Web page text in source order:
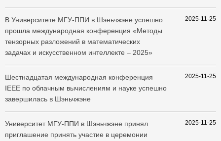
​В Университете МГУ-ППИ в Шэньчжэне успешно
прошла международная конференция «Методы
тензорных разложений в математических
задачах и искусственном интеллекте – 2025»
2025-11-25
Шестнадцатая международная конференция
IEEE по облачным вычислениям и науке успешно
завершилась в Шэньчжэне
2025-11-25
Университет МГУ-ППИ в Шэньчжэне принял
приглашение принять участие в церемонии
2025-11-25